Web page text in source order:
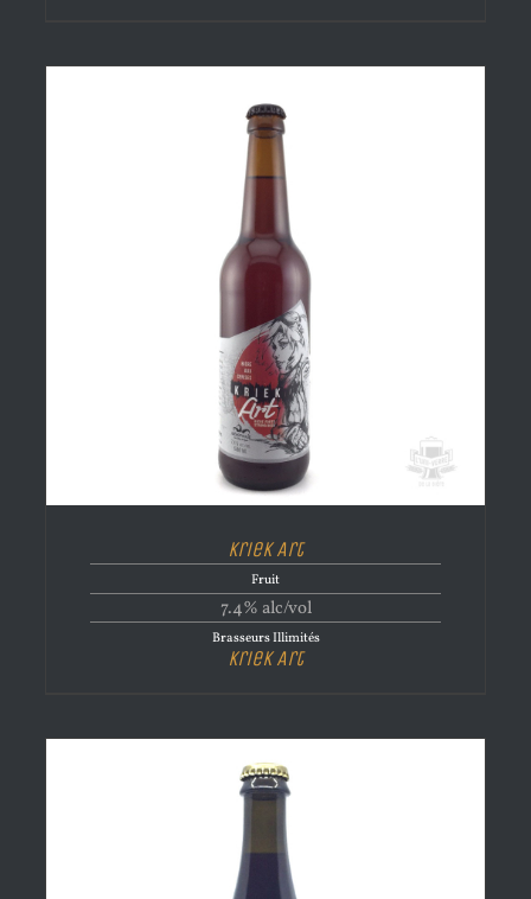
Kriek Art
Fruit
7.4% alc/vol
Brasseurs Illimités
Kriek Art